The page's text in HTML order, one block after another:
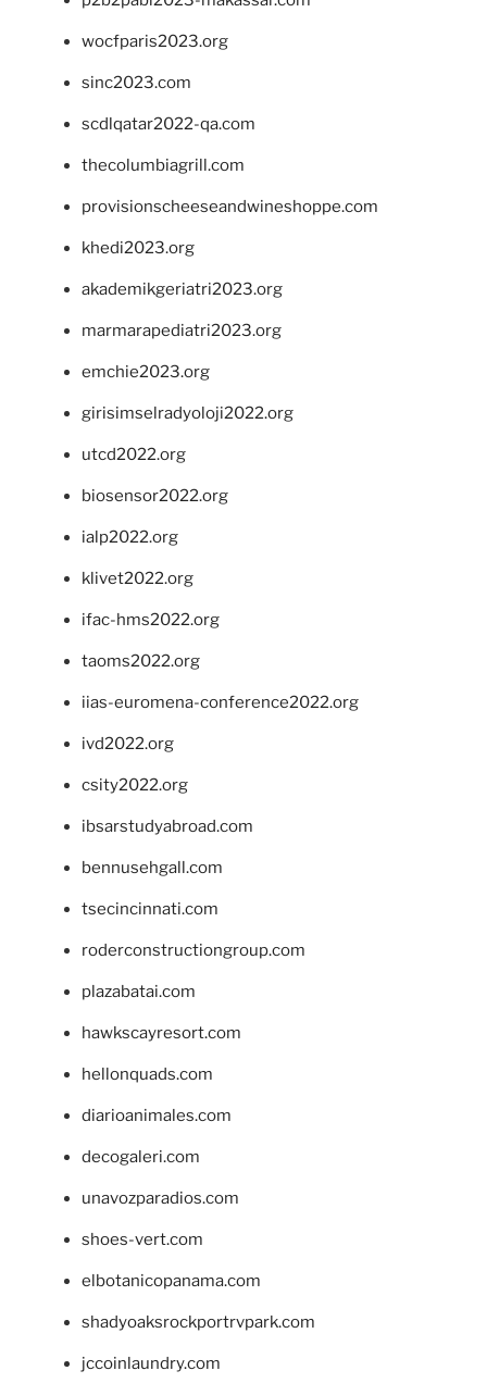
wocfparis2023.org
sinc2023.com
scdlqatar2022-qa.com
thecolumbiagrill.com
provisionscheeseandwineshoppe.com
khedi2023.org
akademikgeriatri2023.org
marmarapediatri2023.org
emchie2023.org
girisimselradyoloji2022.org
utcd2022.org
biosensor2022.org
ialp2022.org
klivet2022.org
ifac-hms2022.org
taoms2022.org
iias-euromena-conference2022.org
ivd2022.org
csity2022.org
ibsarstudyabroad.com
bennusehgall.com
tsecincinnati.com
roderconstructiongroup.com
plazabatai.com
hawkscayresort.com
hellonquads.com
diarioanimales.com
decogaleri.com
unavozparadios.com
shoes-vert.com
elbotanicopanama.com
shadyoaksrockportrvpark.com
jccoinlaundry.com